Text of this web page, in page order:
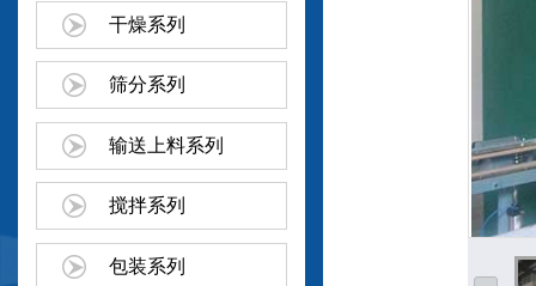
干燥系列
筛分系列
输送上料系列
搅拌系列
包装系列